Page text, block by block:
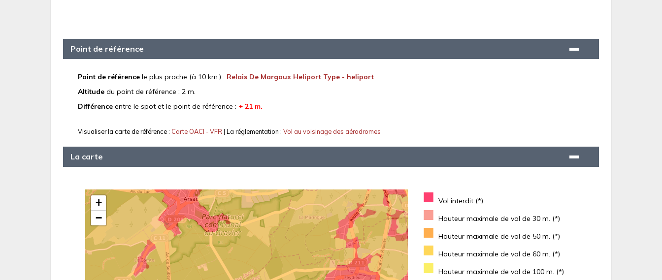
Point de référence
Point de référence le plus proche (à 10 km.) : Relais De Margaux Heliport Type - heliport
Altitude du point de référence : 2 m.
Différence entre le spot et le point de référence : + 21 m.
Visualiser la carte de référence : Carte OACI - VFR| La réglementation : Vol au voisinage des aérodromes
La carte
■ Vol interdit (*)
■ Hauteur maximale de vol de 30 m. (*)
■ Hauteur maximale de vol de 50 m. (*)
■ Hauteur maximale de vol de 60 m. (*)
■ Hauteur maximale de vol de 100 m. (*)